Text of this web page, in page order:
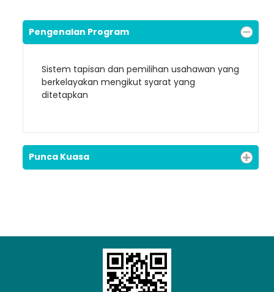
Pengenalan Program
Sistem tapisan dan pemilihan usahawan yang
berkelayakan mengikut syarat yang
ditetapkan
Punca Kuasa
Loading AiRIS...